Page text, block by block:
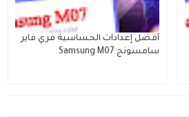
أفضل إعدادات الحساسية فري فاير
سامسونج Samsung M07